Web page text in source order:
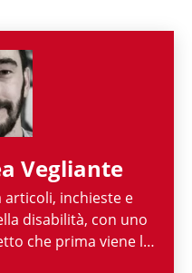
Vegliante
articoli, inchieste e
disabilità, con uno
che prima viene la